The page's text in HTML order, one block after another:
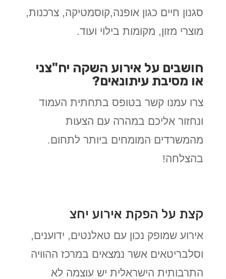
סגנון חיים כגון אופנה,קוסמטיקה, צרכנות,
מוצרי מזון, מקומות בילוי ועוד.
חושבים על אירוע השקה יח"צני
או מסיבת עיתונאים?
צרו עמנו קשר בטופס בתחתית העמוד
ונחזור אליכם במהרה עם הצעות
מהמשרדים המומחים ביותר לתחום.
בהצלחה!
קצת על הפקת אירוע יחצ
אירוע שמופק נכון עם טאלנטים, ידוענים,
וסלבריטאים אשר נמצאים במרכז ההוויה
התרבותית הישראלית יש עוצמה לא